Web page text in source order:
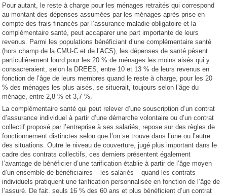
Pour autant, le reste à charge pour les ménages retraités qui correspond
au montant des dépenses assumées par les ménages après prise en
compte des frais financés par l’assurance maladie obligatoire et la
complémentaire santé, peut accaparer une part importante de leurs
revenus. Parmi les populations bénéficiant d’une complémentaire santé
(hors champ de la CMU-C et de l’ACS), les dépenses de santé pèsent
particulièrement lourd pour les 20 % de ménages les moins aisés qui y
consacreraient, selon la DREES, entre 10 et 13 % de leurs revenus en
fonction de l’âge de leurs membres quand le reste à charge, pour les 20
% des ménages les plus aisés, se situerait, toujours selon l’âge du
ménage, entre 2,8 % et 3,7 %.
La complémentaire santé qui peut relever d’une souscription d’un contrat
d’assurance individuel à partir d’une démarche volontaire ou d’un contrat
collectif proposé par l’entreprise à ses salariés, repose sur des règles de
fonctionnement distinctes selon que l’on se trouve dans l’une ou l’autre
des situations. Outre le niveau de couverture, jugé plus important dans le
cadre des contrats collectifs, ces derniers présentent également
l’avantage de bénéficier d’une tarification établie à partir de l’âge moyen
d’un ensemble de bénéficiaires – les salariés – quand les contrats
individuels pratiquent une tarification personnalisée en fonction de l’âge de
l’assuré. De fait, seuls 16 % des 60 ans et plus bénéficient d’un contrat